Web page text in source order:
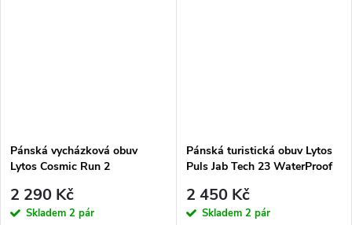
Pánská vycházková obuv
Lytos Cosmic Run 2
2 290 Kč
Skladem 2 pár
Pánská turistická obuv Lytos
Puls Jab Tech 23 WaterProof
2 450 Kč
Skladem 2 pár